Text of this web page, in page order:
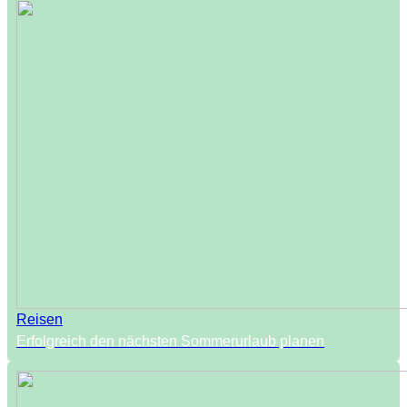
Reisen
Erfolgreich den nächsten Sommerurlaub planen